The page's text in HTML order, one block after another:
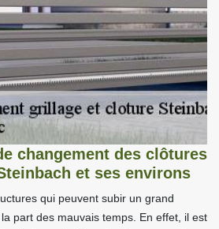
changement des clôtures
et ses environs
qui peuvent subir un grand
part des mauvais temps. En effet, il est